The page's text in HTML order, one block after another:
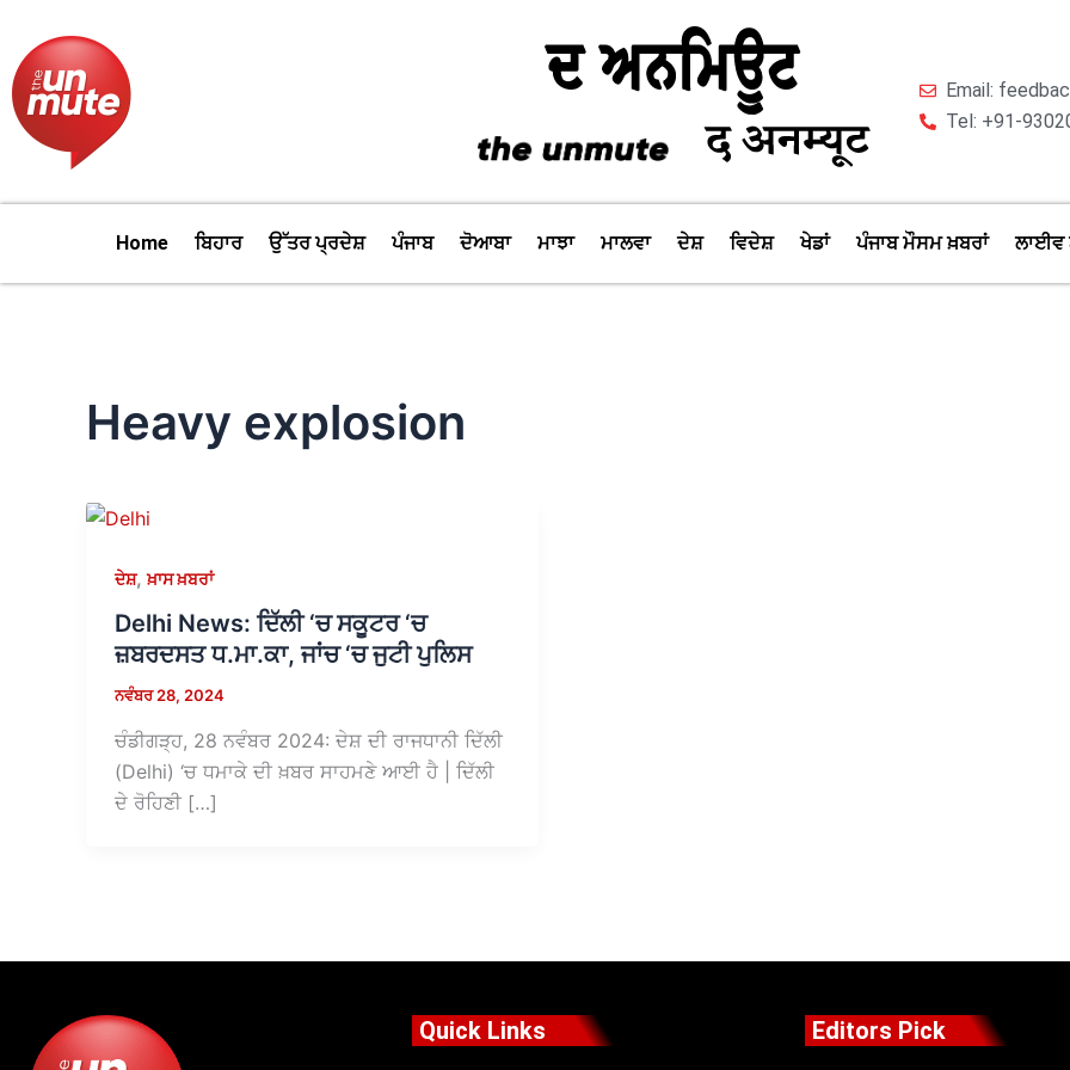
content
Email:
Tel: +91-
Home ਬਿਹਾਰ ਉੱਤਰ ਪ੍ਰਦੇਸ਼ ਪੰਜਾਬ ਦੋਆਬਾ ਮਾਝਾ ਮਾਲਵਾ ਦੇਸ਼ ਵਿਦੇਸ਼ ਖੇਡਾਂ ਪੰਜਾਬ ਮੌਸਮ ਖ਼ਬਰਾਂ ਲਾਈਵ
Heavy explosion
ਦੇਸ਼,ਖ਼ਾਸ ਖ਼ਬਰਾਂ
Delhi News: ਦਿੱਲੀ ‘ਚ ਸਕੂਟਰ ‘ਚ
ਜ਼ਬਰਦਸਤ ਧ.ਮਾ.ਕਾ, ਜਾਂਚ ‘ਚ ਜੁਟੀ ਪੁਲਿਸ
ਨਵੰਬਰ 28, 2024
ਚੰਡੀਗੜ੍ਹ, 28 ਨਵੰਬਰ 2024: ਦੇਸ਼ ਦੀ ਰਾਜਧਾਨੀ ਦਿੱਲੀ
(Delhi) ‘ਚ ਧਮਾਕੇ ਦੀ ਖ਼ਬਰ ਸਾਹਮਣੇ ਆਈ ਹੈ | ਦਿੱਲੀ
ਦੇ ਰੋਹਿਣੀ […]
Quick Links Editors Pick